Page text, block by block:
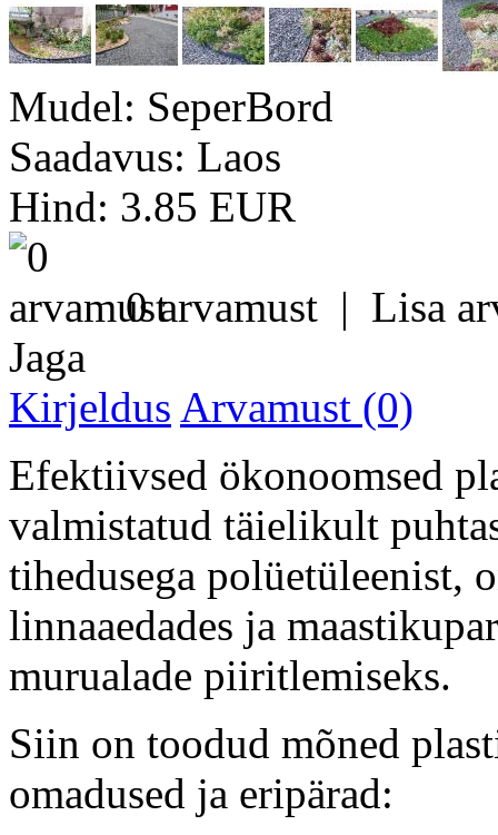
Mudel: SeperBord
Saadavus: Laos
Hind: 3.85 EUR
0 arvamust | Lisa
Jaga
Kirjeldus Arvamust (0)
Efektiivsed ökonoomsed
valmistatud täielikult
tihedusega polüetüleenist,
linnaaedades ja
murualade piiritlemiseks.
Siin on toodud mõned
omadused ja eripärad: